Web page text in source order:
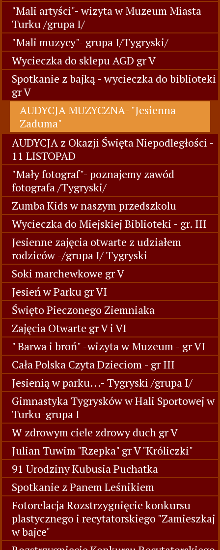
"Mali artyści"- wizyta w Muzeum Miasta
Turku /grupa I/
"Mali muzycy"- grupa I/Tygryski/
Wycieczka do sklepu AGD gr V
Spotkanie z bajką - wycieczka do biblioteki
gr V
AUDYCJA MUZYCZNA- "Jesienna
Zaduma"
AUDYCJA z Okazji Święta Niepodległości -
11 LISTOPAD
"Mały fotograf"- poznajemy zawód
fotografa /Tygryski/
Zumba Kids w naszym przedszkolu
Wycieczka do Miejskiej Biblioteki - gr. III
Jesienne zajęcia otwarte z udziałem
rodziców -/grupa I/ Tygryski
Soki marchewkowe gr V
Jesień w Parku gr VI
Święto Pieczonego Ziemniaka
Zajęcia Otwarte gr V i VI
" Barwa i broń" -wizyta w Muzeum - gr VI
Cała Polska Czyta Dzieciom - gr III
Jesienią w parku...- Tygryski /grupa I/
Gimnastyka Tygrysków w Hali Sportowej w
Turku-grupa I
W zdrowym ciele zdrowy duch gr V
Julian Tuwim "Rzepka" gr V "Króliczki"
91 Urodziny Kubusia Puchatka
Spotkanie z Panem Leśnikiem
Fotorelacja Rozstrzygnięcie konkursu
plastycznego i recytatorskiego "Zamieszkaj
w bajce"